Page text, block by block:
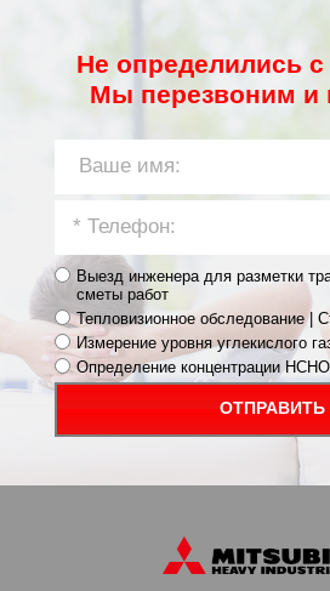
Не определились
Мы перезвоним и
Выезд инженера для разметки
сметы работ
Тепловизионное обследование |
Измерение уровня углекислого
Определение концентрации
ОТПРАВИТЬ